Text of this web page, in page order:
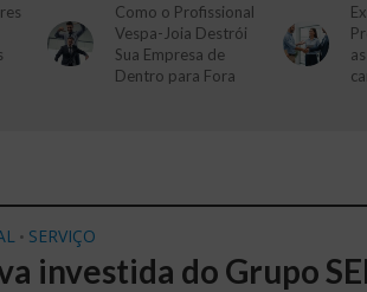
Como o Profissional
Vespa-Joia Destrói
Sua Empresa de
Dentro para Fora
• SERVIÇO
investida do Grupo